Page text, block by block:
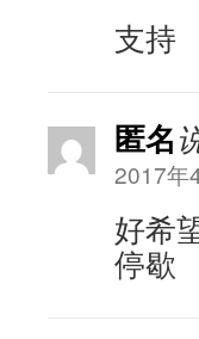
支持
匿名
2017年
好希
停歇